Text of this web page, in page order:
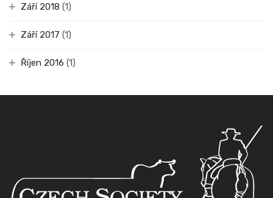
Září 2018 (1)
Září 2017 (1)
Říjen 2016 (1)